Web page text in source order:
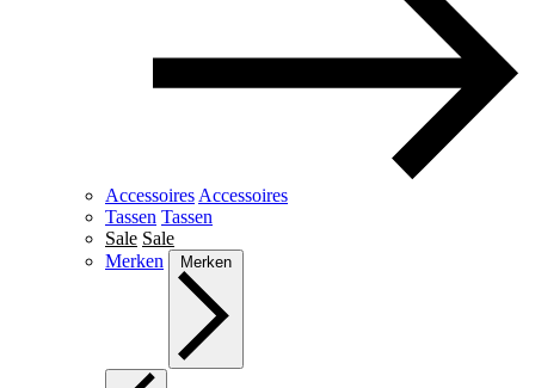
Accessoires Accessoires
Tassen Tassen
Sale Sale
Merken
Merken